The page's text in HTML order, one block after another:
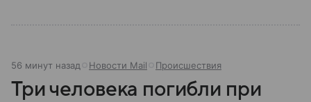
56 минут назад Новости Mail Происшествия
Три человека погибли при